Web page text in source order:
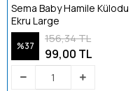
Sema Baby Hamile Külodu
Ekru Large
%37
156,34 TL
99,00 TL